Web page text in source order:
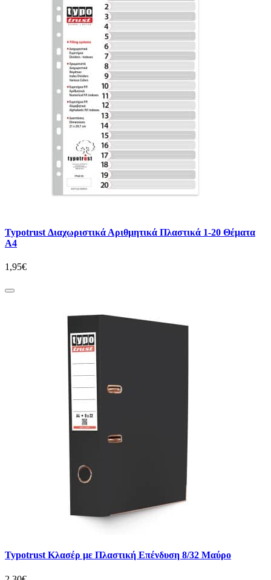
Typotrust Διαχωριστικά Αριθμητικά Πλαστικά 1-20 Θέματα
Α4
1,95€
Typotrust Κλασέρ με Πλαστική Επένδυση 8/32 Μαύρο